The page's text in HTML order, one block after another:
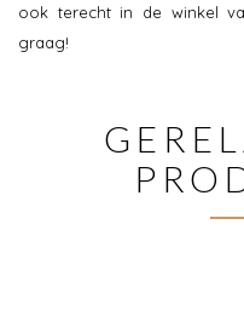
ook terecht in de winkel
graag!